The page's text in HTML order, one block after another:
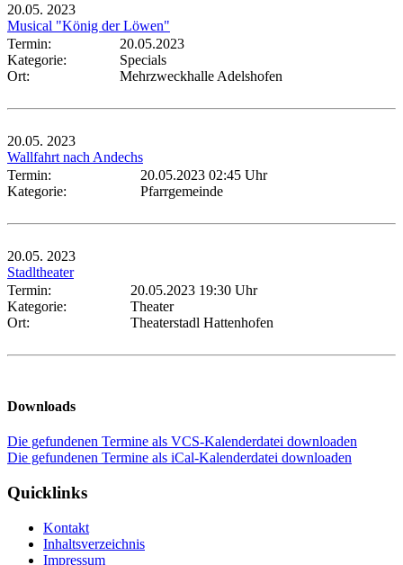
20.05. 2023
Musical "König der Löwen"
Termin:
20.05.2023
Kategorie:
Specials
Ort:
Mehrzweckhalle Adelshofen
20.05. 2023
Wallfahrt nach Andechs
Termin:
20.05.2023 02:45 Uhr
Kategorie:
Pfarrgemeinde
20.05. 2023
Stadltheater
Termin:
20.05.2023 19:30 Uhr
Kategorie:
Theater
Ort:
Theaterstadl Hattenhofen
Downloads
Die gefundenen Termine als VCS-Kalenderdatei downloaden
Die gefundenen Termine als iCal-Kalenderdatei downloaden
Quicklinks
Kontakt
Inhaltsverzeichnis
Impressum